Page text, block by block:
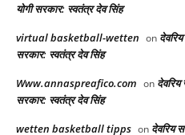
योगी सरकार: स्वतंत्र देव सिंह
virtual basketball-wetten on
सरकार: स्वतंत्र देव सिंह
Www.annaspreafico.com on देवरिय
सरकार: स्वतंत्र देव सिंह
wetten basketball tipps on देवरिय